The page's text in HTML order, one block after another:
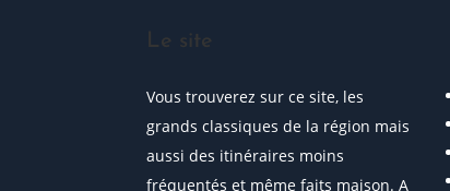
Le site
Vous trouverez sur ce site, les
grands classiques de la région mais
aussi des itinéraires moins
fréquentés et même faits maison. A